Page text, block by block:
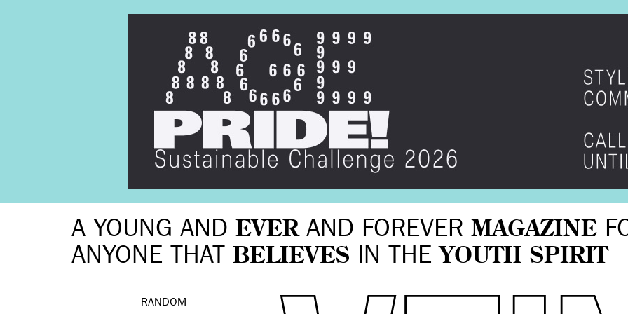
A YOUNG AND EVERAND FOREVER MAGAZINE
ANYONE THAT BELIEVES IN THE YOUTH SPIRIT
RANDOM